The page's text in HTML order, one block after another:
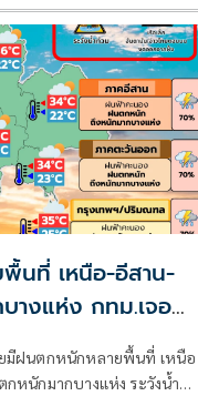
นที่ เหนือ-อีสาน-
างแห่ง กทม.เจอ
มีฝนตกหนักหลายพื้นที่ เหนือ
หนักมากบางแห่ง ระวังน้ำ